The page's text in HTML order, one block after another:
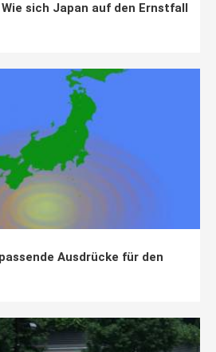
sich Japan auf den Ernstfall
Ausdrücke für den